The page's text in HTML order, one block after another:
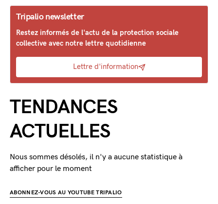
Tripalio newsletter
Restez informés de l'actu de la protection sociale
collective avec notre lettre quotidienne
Lettre d'information
TENDANCES
ACTUELLES
Nous sommes désolés, il n'y a aucune statistique à
afficher pour le moment
ABONNEZ-VOUS AU YOUTUBE TRIPALIO